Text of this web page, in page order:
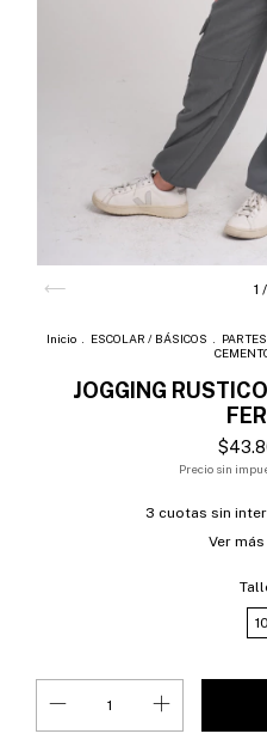
1 /
Inicio ESCOLAR / BÁSICOS
JOGGING
Precio sin
3 cuotas sin
Ver
10